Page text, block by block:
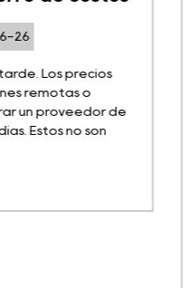
2026,
globales
oxígeno
2026-06-26
de 2026] - La Exposición
de la Exposición